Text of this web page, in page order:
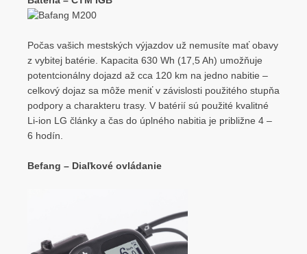
Počas vašich mestských výjazdov už nemusíte mať obavy
z vybitej batérie. Kapacita 630 Wh (17,5 Ah) umožňuje
potentcionálny dojazd až cca 120 km na jedno nabitie –
celkový dojaz sa môže meniť v závislosti použitého stupňa
podpory a charakteru trasy. V batérií sú použité kvalitné
Li-ion LG články a čas do úplného nabitia je približne 4 –
6 hodín.
Befang – Diaľkové ovládanie